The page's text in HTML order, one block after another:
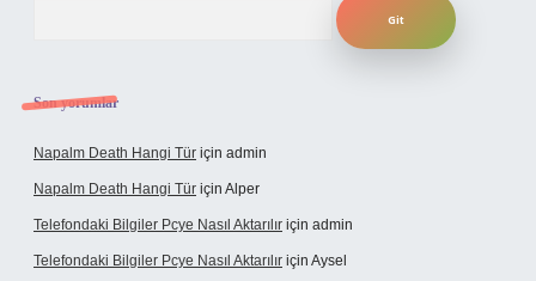
Son yorumlar
Napalm Death Hangi Tür için admin
Napalm Death Hangi Tür için Alper
Telefondaki Bilgiler Pcye Nasıl Aktarılır için admin
Telefondaki Bilgiler Pcye Nasıl Aktarılır için Aysel